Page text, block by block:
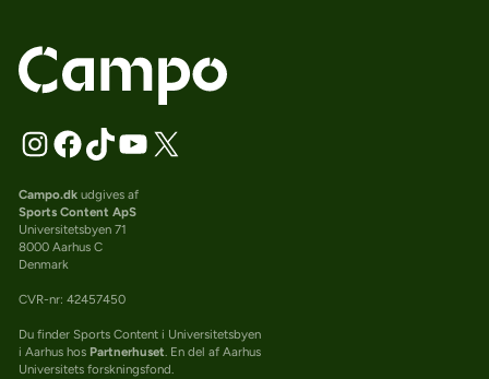
Campo.dkudgives af
Sports Content ApS
Universitetsbyen 71
8000 Aarhus C
Denmark
CVR-nr: 42457450
Du finder Sports Content i Universitetsbyen
i Aarhus hos Partnerhuset. En del af Aarhus
Universitets forskningsfond.